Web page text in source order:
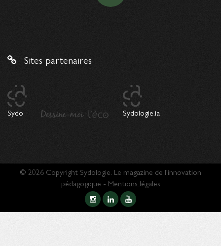
Sites partenaires
Sydo Sydologie.ia
© 2026 Copyright Sydologie. Le magazine de l'innovation
pédagogique - Mentions légales